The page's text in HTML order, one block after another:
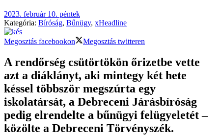
2023. február 10. péntek
Kategória: Bíróság, Bűnügy, xHeadline
Megosztás facebookon Megosztás twitteren
A rendőrség csütörtökön őrizetbe vette
azt a diáklányt, aki mintegy két hete
késsel többször megszúrta egy
iskolatársát, a Debreceni Járásbíróság
pedig elrendelte a bűnügyi felügyeletét –
közölte a Debreceni Törvényszék.